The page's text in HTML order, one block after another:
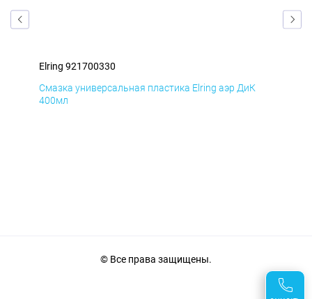
Elring 921700330
Смазка универсальная пластика Elring аэр ДиК
400мл
© Все права защищены.